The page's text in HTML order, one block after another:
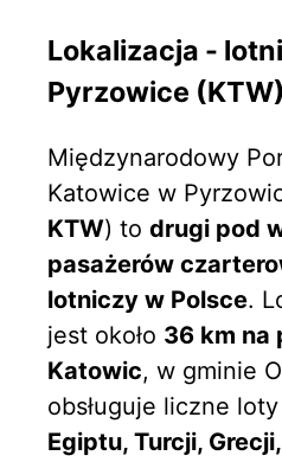
Lokalizacja -
Pyrzowice (KTW)
Międzynarodowy
Katowice w
KTW) to drugi pod
pasażerów
lotniczy w Polsce.
jest około 36 km na
Katowic, w gminie
obsługuje liczne
Egiptu, Turcji,